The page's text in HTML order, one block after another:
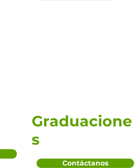
Graduacione
s
Contáctanos